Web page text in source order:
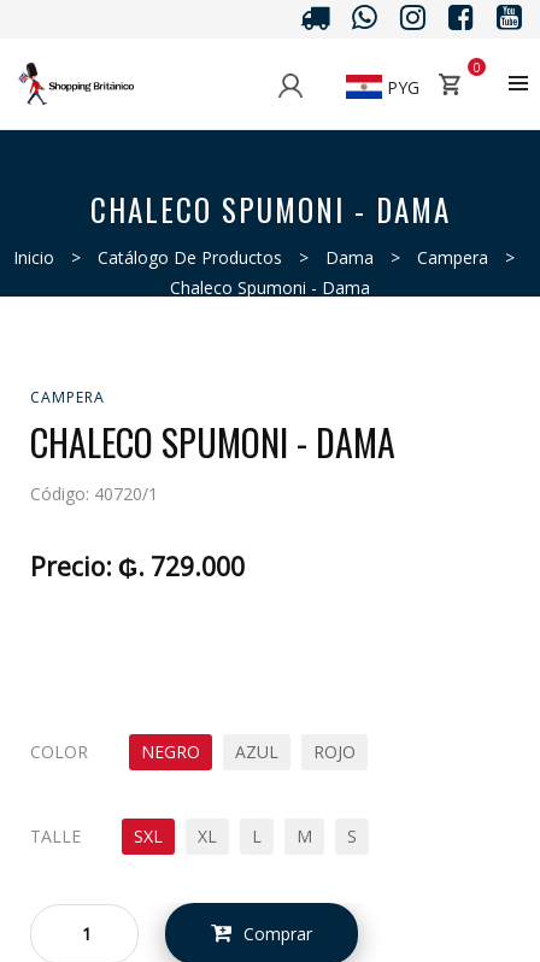
PYG
0
CHALECO SPUMONI - DAMA
Inicio > Catálogo De Productos > Dama > Campera
>
Chaleco Spumoni - Dama
CAMPERA
CHALECO SPUMONI - DAMA
Código: 40720/1
Precio: ₲. 729.000
COLOR NEGRO AZUL ROJO
TALLE SXL XL L M S
Comprar